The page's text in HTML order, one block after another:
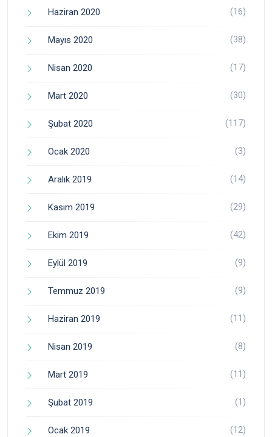
Haziran 2020 (16)
Mayıs 2020 (38)
Nisan 2020 (17)
Mart 2020 (30)
Şubat 2020 (117)
Ocak 2020 (3)
Aralık 2019 (14)
Kasım 2019 (29)
Ekim 2019 (42)
Eylül 2019 (9)
Temmuz 2019 (9)
Haziran 2019 (11)
Nisan 2019 (8)
Mart 2019 (11)
Şubat 2019 (1)
Ocak 2019 (12)